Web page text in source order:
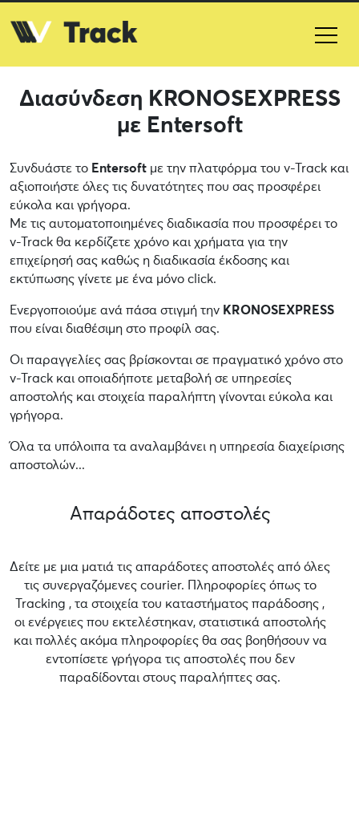
Διασύνδεση KRONOSEXPRESS
με Entersoft
Συνδυάστε το Entersoft με την πλατφόρμα του v-Track και
αξιοποιήστε όλες τις δυνατότητες που σας προσφέρει
εύκολα και γρήγορα.
Με τις αυτοματοποιημένες διαδικασία που προσφέρει το
v-Track θα κερδίζετε χρόνο και χρήματα για την
επιχείρησή σας καθώς η διαδικασία έκδοσης και
εκτύπωσης γίνετε με ένα μόνο click.
Ενεργοποιούμε ανά πάσα στιγμή την KRONOSEXPRESS
που είναι διαθέσιμη στο προφίλ σας.
Οι παραγγελίες σας βρίσκονται σε πραγματικό χρόνο στο
v-Track και οποιαδήποτε μεταβολή σε υπηρεσίες
αποστολής και στοιχεία παραλήπτη γίνονται εύκολα και
γρήγορα.
Όλα τα υπόλοιπα τα αναλαμβάνει η υπηρεσία διαχείρισης
αποστολών...
Απαράδοτες αποστολές
Δείτε με μια ματιά τις απαράδοτες αποστολές από όλες
τις συνεργαζόμενες courier. Πληροφορίες όπως το
Tracking , τα στοιχεία του καταστήματος παράδοσης ,
οι ενέργειες που εκτελέστηκαν, στατιστικά αποστολής
και πολλές ακόμα πληροφορίες θα σας βοηθήσουν να
εντοπίσετε γρήγορα τις αποστολές που δεν
παραδίδονται στους παραλήπτες σας.